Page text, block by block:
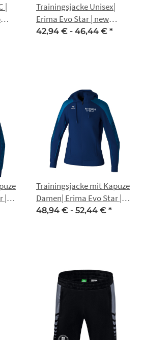
|
Trainingsjacke Unisex|
Erima Evo Star | new
navy/mykonos blue |
42,94 € - 46,44 € *
|
|
Trainingsjacke mit Kapuze
Damen| Erima Evo Star |
new navy/mykonos blue |
48,94 € - 52,44 € *